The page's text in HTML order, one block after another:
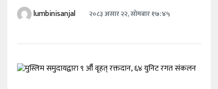
पर्यटन
lumbinisanjal २०८३ असार २२, सोमबार १७:४५